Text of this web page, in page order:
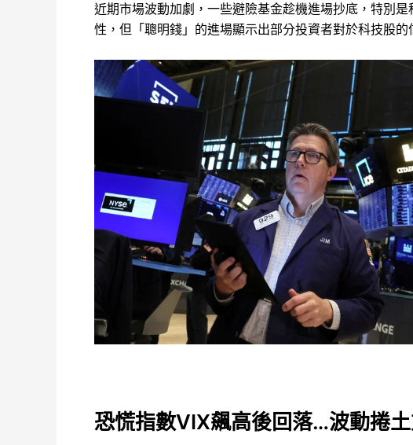
近期市場波動加劇，一些避險基金趁機進場抄底，特別
性，但「聰明錢」的進場顯示出部分投資者對於科技股的
恐慌指數VIX飆高後回落…波動捲